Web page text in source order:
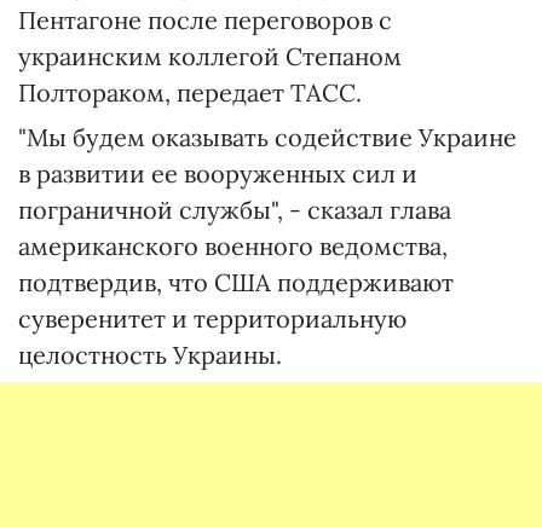
Пентагоне после переговоров с
украинским коллегой Степаном
Полтораком, передает ТАСС.
"Мы будем оказывать содействие Украине
в развитии ее вооруженных сил и
пограничной службы", - сказал глава
американского военного ведомства,
подтвердив, что США поддерживают
суверенитет и территориальную
целостность Украины.